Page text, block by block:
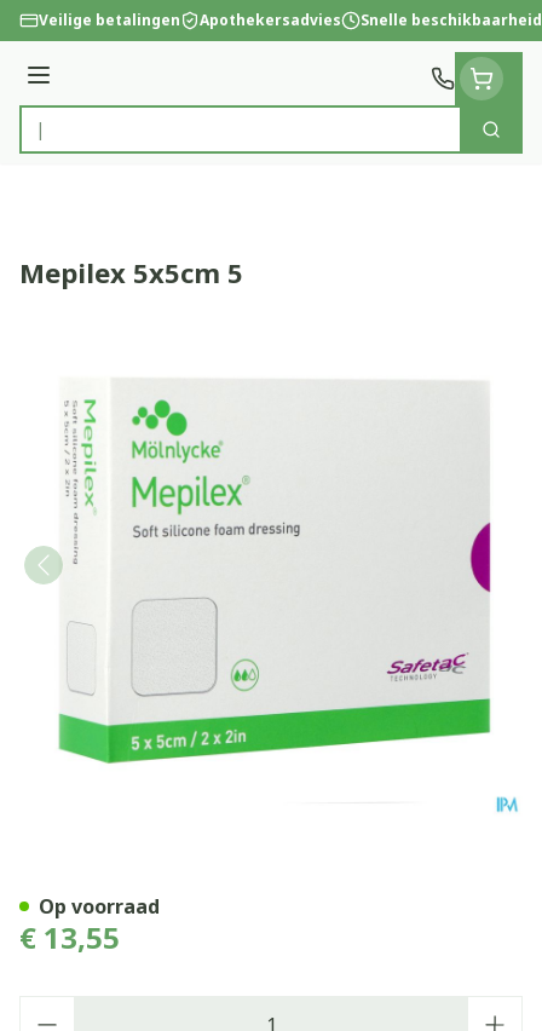
Ga naar de inhoud
Veilige betalingen Apothekersadvies Snelle beschikbaarheid
Menu
Product, merk, categorie...
Zoek
Mepilex 5x5cm 5
€ 13,55
Op voorraad